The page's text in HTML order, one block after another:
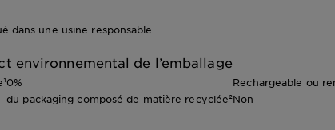
dans une usine responsable
environnemental de l’emballage
0%
du packaging composé de matière recyclée²
Rechargeable ou
Non